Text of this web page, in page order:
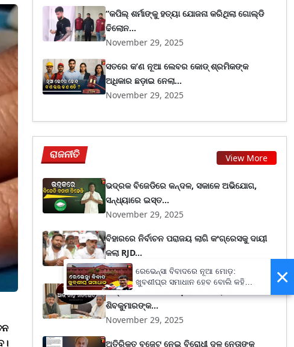
“କପିଲ୍ ଶର୍ମାଙ୍କୁ ହତ୍ୟା ଯୋଜନା କରିଥିଲା ଗୋଲ୍ଡି
ଢିଲୋନ...
November 29, 2025
ସତରେ କ’ଣ ନୂଆ ଲେବର କୋଡ୍‌ ଶ୍ରମିକଙ୍କ
ଅଧିକାର ଛଡ଼ାଇ ନେଲା...
November 29, 2025
ରାଜନୀତି View More
ଭଦ୍ରକ ବିଜେଡିରେ କନ୍ଦଳ, ସକାଳେ ଅଭିଯୋଗ,
ସନ୍ଧ୍ୟାରେ ଇସ୍ତ...
November 29, 2025
ବିହାରରେ ନିର୍ବାଚନ ପରାଜୟ ଲାଗି କଂଗ୍ରେସକୁ ଦାୟୀ
କଲା RJD...
November 29, 2025
କର୍ଣ୍ଣାଟକ ନାଟକରେ ପଡ଼ିଲା ଯବନିକା, ଡି.କେ
ଶିବକୁମାରଙ୍କ...
November 29, 2025
ଅତିରିକ୍ତ ବଜେଟ ନେଇ ବିରୋଧୀ ଦଳ ନେତାଙ୍କ
×
ରେଭେନ୍ସା ବିବାଦରେ ନୂଆ ମୋଡ଼:
ଖୁବଶୀଘ୍ର ସମାଧାନ ହେବ ବୋଲି କହିଲେ